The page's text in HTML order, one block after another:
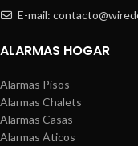
E-mail:
ALARMAS HOGAR
Alarmas Pisos
Alarmas Chalets
Alarmas Casas
Alarmas Áticos